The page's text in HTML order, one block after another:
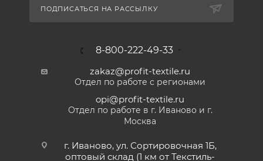
ПОДПИСАТЬСЯ НА РАССЫЛКУ
8-800-222-49-33
zakaz@profit-textile.ru
Отдел по работе с регионами
opi@profit-textile.ru
Отдел по работе в г. Иваново и г.
Москва
г. Иваново, ул. Сортировочная 1Б,
оптовый склад (1 км от Текстиль-